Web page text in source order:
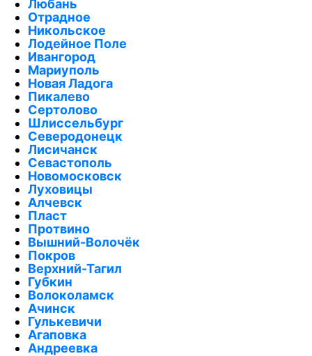
Любань
Отрадное
Никольское
Лодейное Поле
Ивангород
Мариуполь
Новая Ладога
Пикалево
Сертолово
Шлиссельбург
Северодонецк
Лисичанск
Севастополь
Новомосковск
Луховицы
Алчевск
Пласт
Протвино
Вышний-Волочёк
Покров
Верхний-Тагил
Губкин
Волоколамск
Ачинск
Гулькевичи
Агаповка
Андреевка